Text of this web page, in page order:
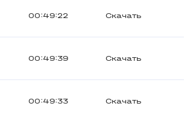
00:49:22 Скачать
00:49:39 Скачать
00:49:33 Скачать